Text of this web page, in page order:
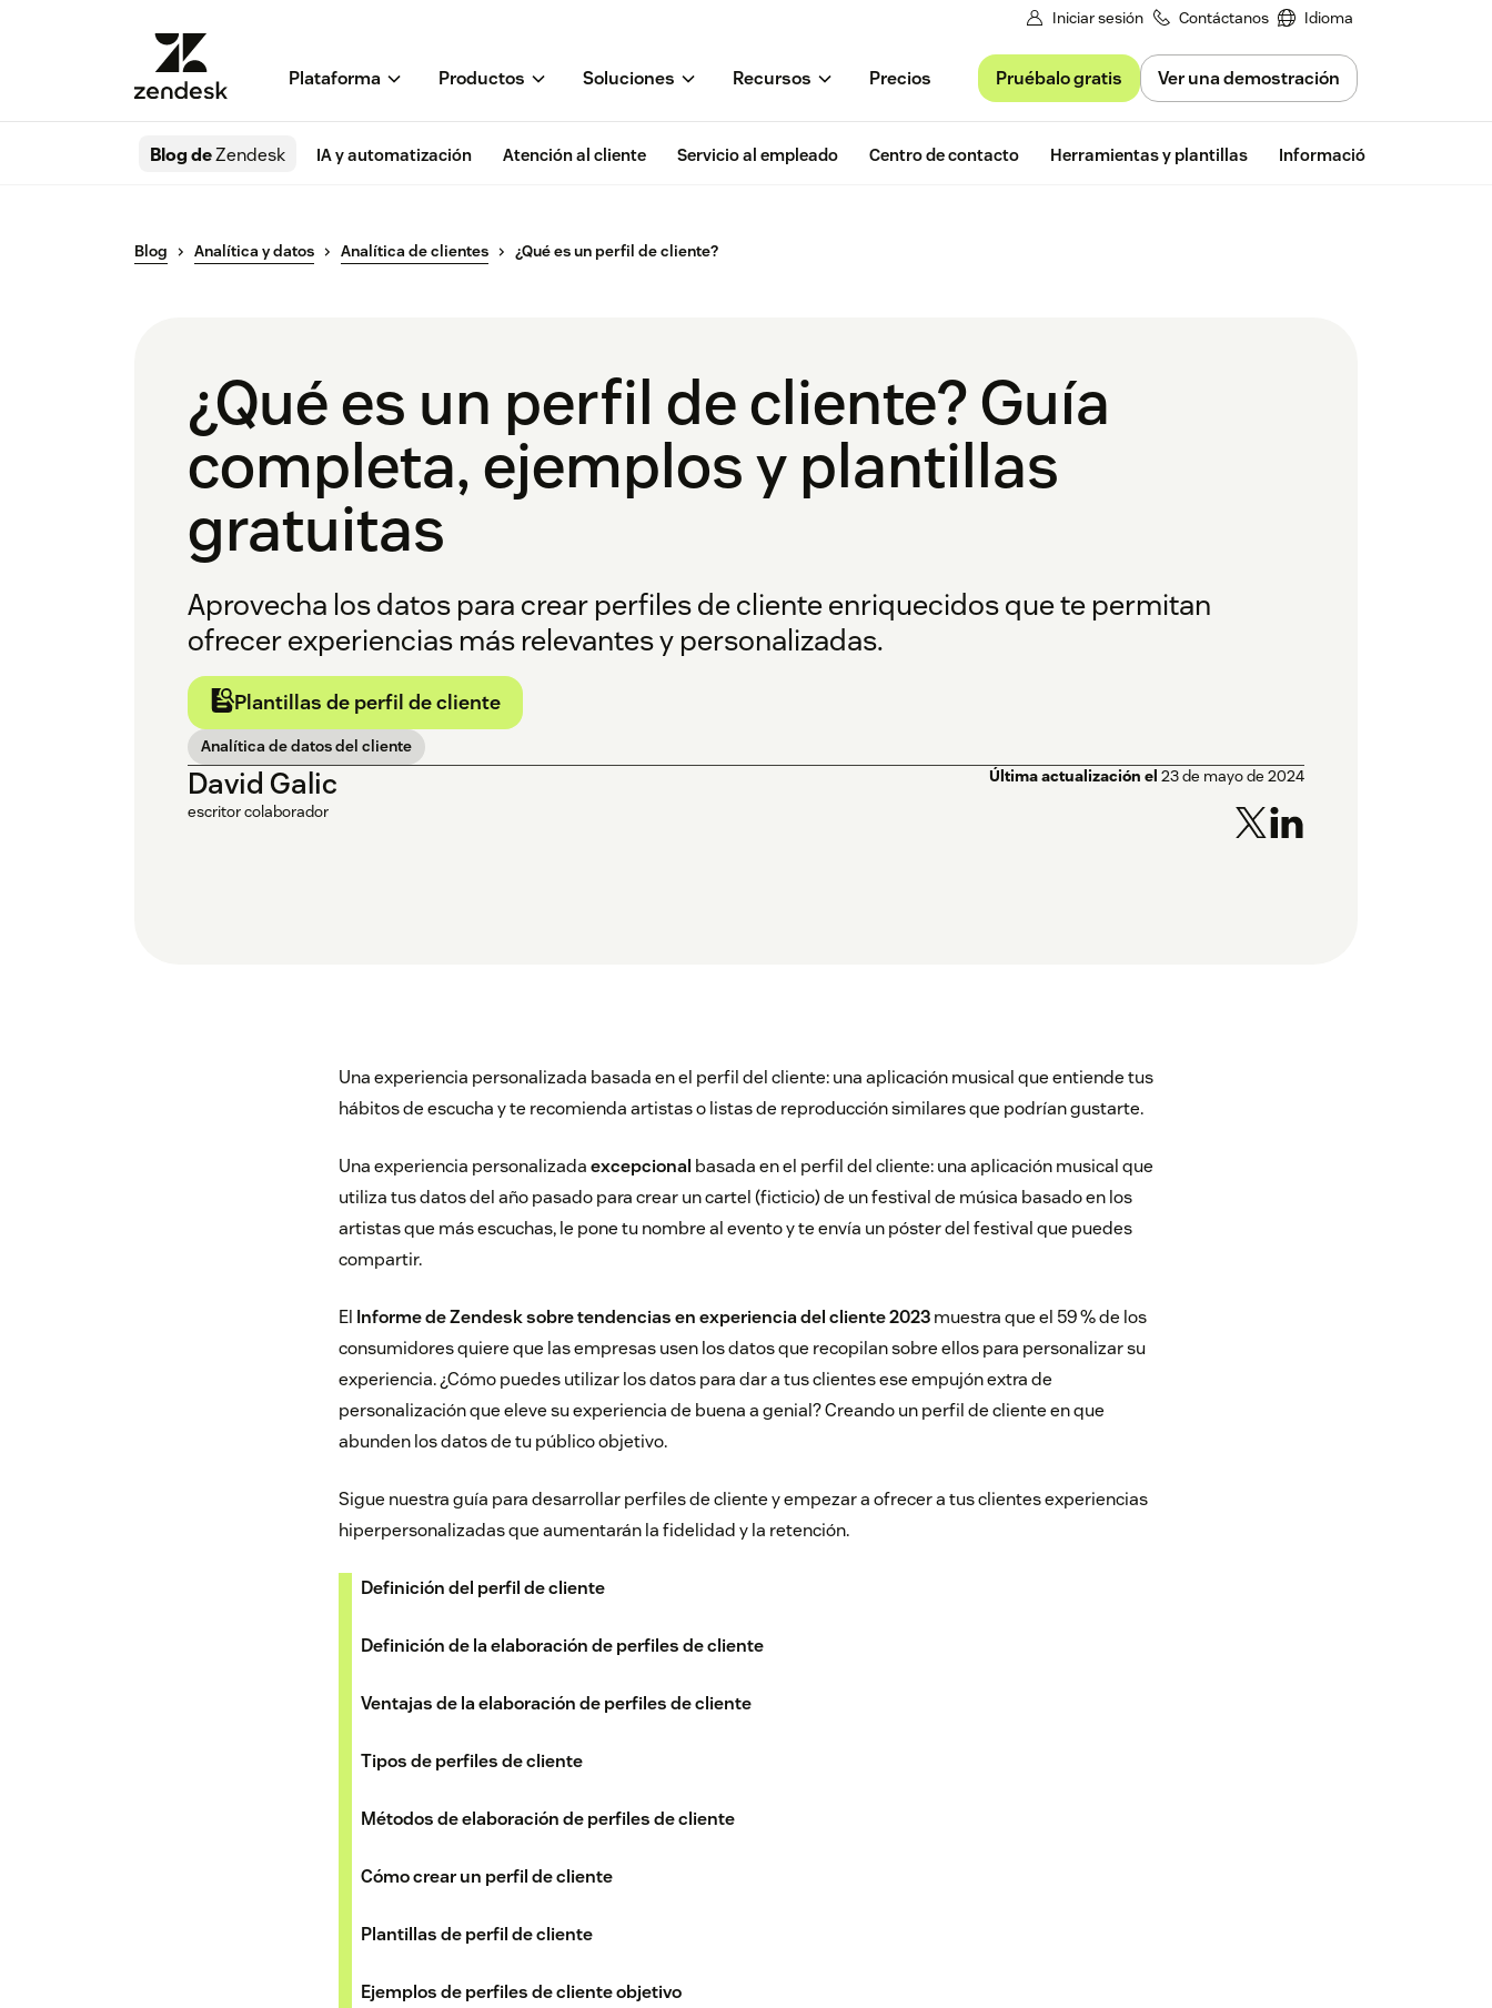
Iniciar sesión Contáctanos Idioma
Plataforma Productos Soluciones Recursos Precios Pruébalo gratis Ver una demostración
Blog deZendesk IA y automatización Atención al cliente Servicio al empleado Centro de contacto Herramientas y plantillas Información de Zendesk
Blog Analítica y datos Analítica de clientes ¿Qué es un perfil de cliente?
¿Qué es un perfil de cliente? Guía
completa, ejemplos y plantillas
gratuitas
Aprovecha los datos para crear perfiles de cliente enriquecidos que te permitan
ofrecer experiencias más relevantes y personalizadas.
Plantillas de perfil de cliente
Analítica de datos del cliente
David Galic
escritor colaborador
Última actualización el 23 de mayo de 2024
Una experiencia personalizada basada en el perfil del cliente: una aplicación musical que entiende tus
hábitos de escucha y te recomienda artistas o listas de reproducción similares que podrían gustarte.
Una experiencia personalizadaexcepcional basada en el perfil del cliente: una aplicación musical que
utiliza tus datos del año pasado para crear un cartel (ficticio) de un festival de música basado en los
artistas que más escuchas, le pone tu nombre al evento y te envía un póster del festival que puedes
compartir.
El Informe de Zendesk sobre tendencias en experiencia del cliente 2023muestra que el 59 % de los
consumidores quiere que las empresas usen los datos que recopilan sobre ellos para personalizar su
experiencia. ¿Cómo puedes utilizar los datos para dar a tus clientes ese empujón extra de
personalización que eleve su experiencia de buena a genial? Creando un perfil de cliente en que
abunden los datos de tu público objetivo.
Sigue nuestra guía para desarrollar perfiles de cliente y empezar a ofrecer a tus clientes experiencias
hiperpersonalizadas que aumentarán la fidelidad y la retención.
Definición del perfil de cliente
Definición de la elaboración de perfiles de cliente
Ventajas de la elaboración de perfiles de cliente
Tipos de perfiles de cliente
Métodos de elaboración de perfiles de cliente
Cómo crear un perfil de cliente
Plantillas de perfil de cliente
Ejemplos de perfiles de cliente objetivo